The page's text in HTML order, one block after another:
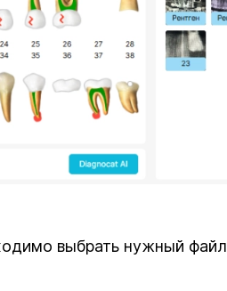
выбрать нужный